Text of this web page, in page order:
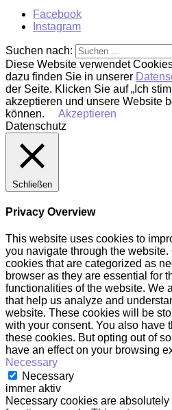
Facebook
Instagram
Suchen nach:
Diese Website verwendet
dazu finden Sie in unserer
der Seite. Klicken Sie auf „Ich
akzeptieren und unsere Website
können.
Akzeptieren
Datenschutz
Schließen
Privacy Overview
This website uses cookies to
you navigate through the
cookies that are categorized as
browser as they are essential for
functionalities of the website. We
that help us analyze and
website. These cookies will be
with your consent. You also have
these cookies. But opting out of
have an effect on your browsing
Necessary
Necessary
immer aktiv
Necessary cookies are